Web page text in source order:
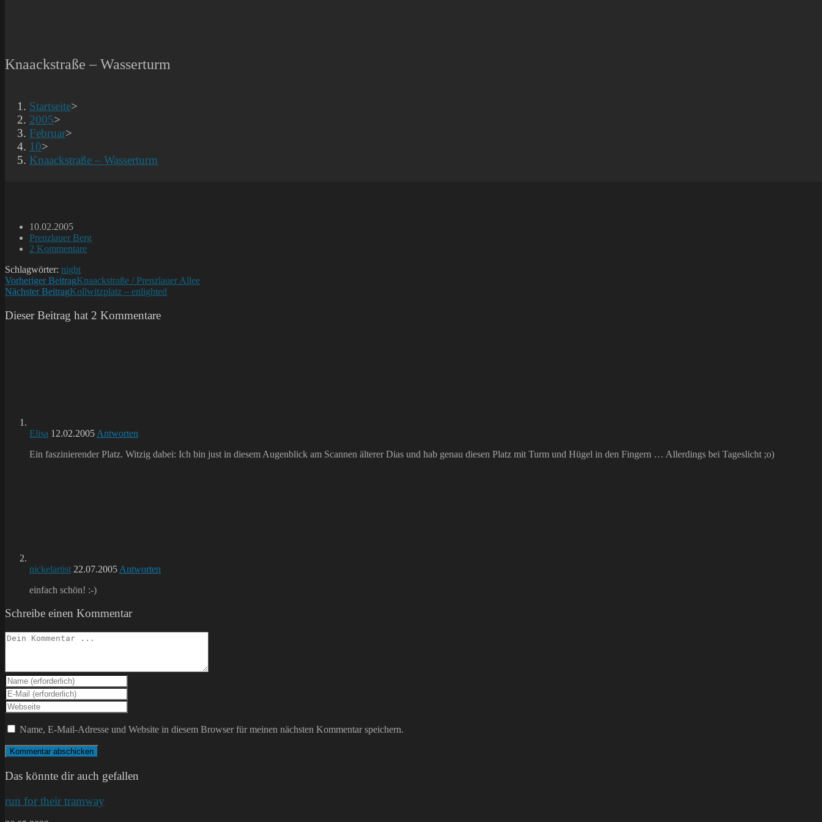
Knaackstraße – Wasserturm
Startseite>
2005>
Februar>
10>
Knaackstraße – Wasserturm
Beitrag
veröffentlicht:
10.02.2005
Beitrags-
Kategorie:
Prenzlauer Berg
Beitrags-
2 Kommentare
Schlagwörter: night
Weitere
Artikel
ansehen
Vorheriger BeitragKnaackstraße / Prenzlauer Allee
Nächster BeitragKollwitzplatz – enlighted
Dieser Beitrag hat 2 Kommentare
Elisa 12.02.2005 Antworten
Ein faszinierender Platz. Witzig dabei: Ich bin just in diesem Augenblick am Scannen älterer Dias und hab genau diesen Platz mit Turm und Hügel in den Fingern … Allerdings bei Tageslicht ;o)
nickelartist 22.07.2005 Antworten
einfach schön! :-)
Schreibe einen Kommentar
Kommentieren
Gib
deinen
Namen
oder
Benutzernamen
zum
Kommentieren
ein
Gib
deine
E-
Mail-
Adresse
zum
Kommentieren
Gib
deine
Website-
ein
(optional)
Name, E-Mail-Adresse und Website in diesem Browser für meinen nächsten Kommentar speichern.
Das könnte dir auch gefallen
run for their tramway